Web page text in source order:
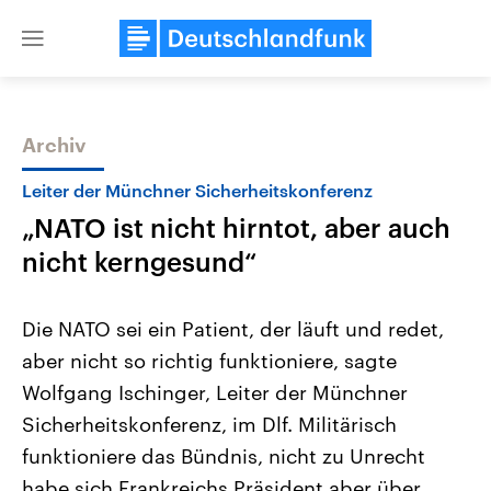
Close
Themen
Landtagswahl Sachsen-Anhalt
2026
Alle Informationen
Sachsen-Anhalt wählt am 6.
September 2026 einen neuen
Landtag. Seit 2021 wird das
Bundesland von einer Koalition aus
USA
Aktuelle Beiträge,
Hintergründe
Wirtschaftlich und
gehören die Vereinigten
den mächtigsten Ländern
mit großem Einfluss auf
Archiv
Leiter der Münchner Sicherheitskonferenz
„NATO ist nicht hirntot, aber auch
nicht kerngesund“
Die NATO sei ein Patient, der läuft und redet,
aber nicht so richtig funktioniere, sagte
Wolfgang Ischinger, Leiter der Münchner
Sicherheitskonferenz, im Dlf. Militärisch
funktioniere das Bündnis, nicht zu Unrecht